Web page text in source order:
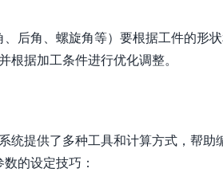
后角、螺旋角等）要根据工件的形
据加工条件进行优化调整。
统提供了多种工具和计算方式，帮助
的设定技巧：